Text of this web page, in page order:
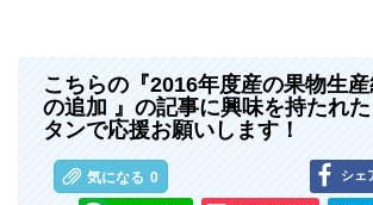
こちらの『2016年度産の果物生
の追加 』の記事に興味を持たれ
タンで応援お願いします！
気になる 0 シェ